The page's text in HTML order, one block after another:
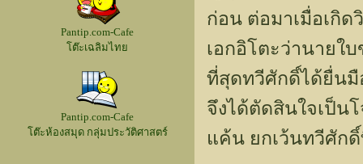
Pantip.com-Cafe
โต๊ะเฉลิมไทย
Pantip.com-Cafe
โต๊ะห้องสมุด กลุ่มประวัติศาสตร์
ก่อน ต่อมาเมื่อเกิ
เอกอิโตะว่านายใ
ที่สุดทวีศักดิ์ได้ยื่นมื
จึงได้ตัดสินใจเป็น
แค้น ยกเว้นทวีศัก